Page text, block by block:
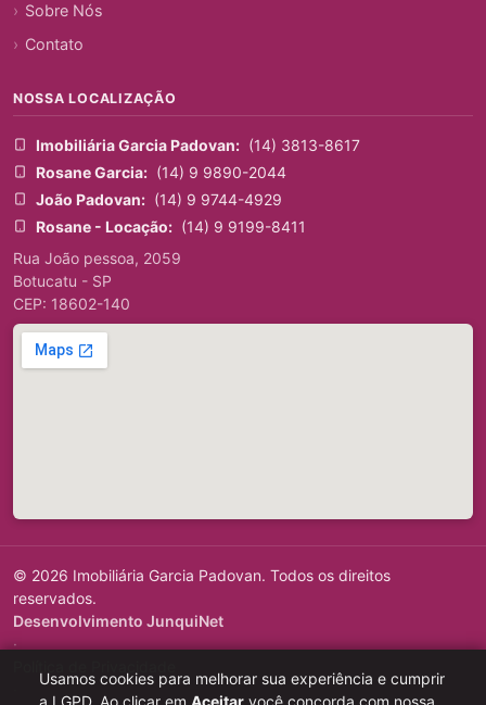
Sobre Nós
Contato
NOSSA LOCALIZAÇÃO
Imobiliária Garcia Padovan: (14) 3813-8617
Rosane Garcia: (14) 9 9890-2044
João Padovan: (14) 9 9744-4929
Rosane - Locação: (14) 9 9199-8411
Rua João pessoa, 2059
Botucatu - SP
CEP: 18602-140
© 2026 Imobiliária Garcia Padovan. Todos os direitos
reservados.
Desenvolvimento JunquiNet
·
Usamos cookies para melhorar sua experiência e cumprir
a LGPD. Ao clicar em Aceitar você concorda com nossa